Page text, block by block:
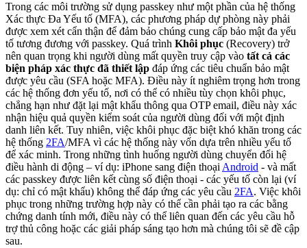
Trong các môi trường sử dụng passkey như một phần của hệ thống
Xác thực Đa Yếu tố (MFA), các phương pháp dự phòng này phải
được xem xét cẩn thận để đảm bảo chúng cung cấp bảo mật đa yếu
tố tương đương với passkey. Quá trình Khôi phục (Recovery) trở
nên quan trọng khi người dùng mất quyền truy cập vào tất cả các
biện pháp xác thực đã thiết lập đáp ứng các tiêu chuẩn bảo mật
được yêu cầu (SFA hoặc MFA). Điều này ít nghiêm trọng hơn trong
các hệ thống đơn yếu tố, nơi có thể có nhiều tùy chọn khôi phục,
chẳng hạn như đặt lại mật khẩu thông qua OTP email, điều này xác
nhận hiệu quả quyền kiểm soát của người dùng đối với một định
danh liên kết. Tuy nhiên, việc khôi phục đặc biệt khó khăn trong các
hệ thống 2FA/MFA vì các hệ thống này vốn dựa trên nhiều yếu tố
để xác minh. Trong những tình huống người dùng chuyển đổi hệ
điều hành di động – ví dụ: iPhone sang điện thoại Android - và mất
các passkey được liên kết cùng số điện thoại - các yếu tố còn lại (ví
dụ: chỉ có mật khẩu) không thể đáp ứng các yêu cầu 2FA. Việc khôi
phục trong những trường hợp này có thể cần phải tạo ra các bằng
chứng danh tính mới, điều này có thể liên quan đến các yêu cầu hỗ
trợ thủ công hoặc các giải pháp sáng tạo hơn mà chúng tôi sẽ đề cập
sau.